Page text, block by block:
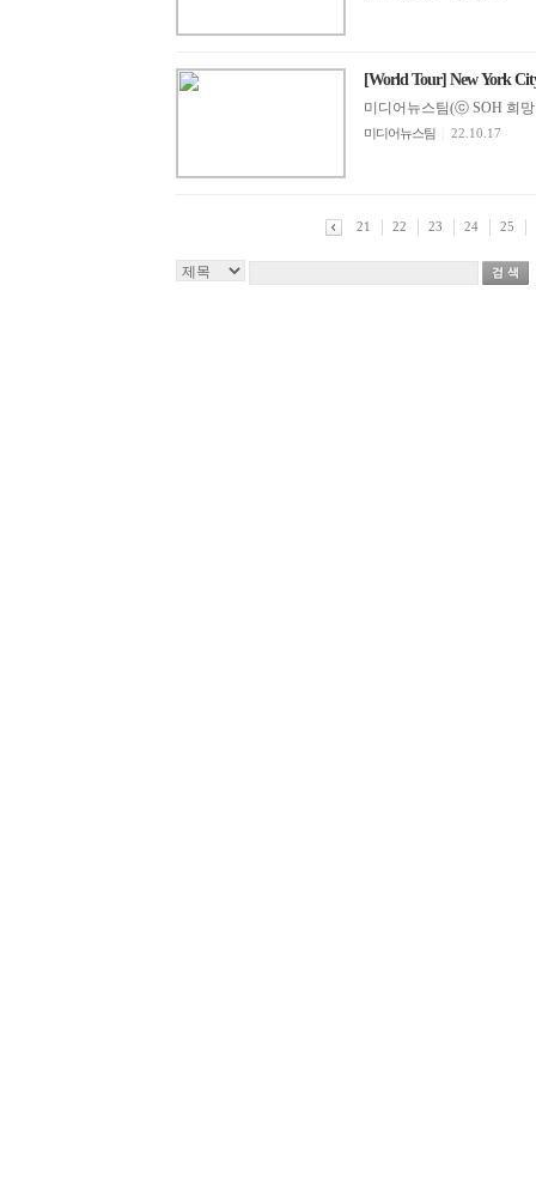
[World Tour] New York
미디어뉴스팀(ⓒ SOH 희망
미디어뉴스팀 22.10.17
21 22 23 24 25